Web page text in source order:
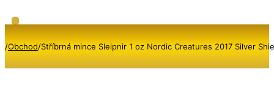
/Obchod/Stříbrná mince Sleipnir 1 oz Nordic Creatures 2017 Silver